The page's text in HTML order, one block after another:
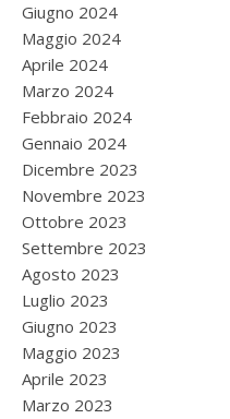
Giugno 2024
Maggio 2024
Aprile 2024
Marzo 2024
Febbraio 2024
Gennaio 2024
Dicembre 2023
Novembre 2023
Ottobre 2023
Settembre 2023
Agosto 2023
Luglio 2023
Giugno 2023
Maggio 2023
Aprile 2023
Marzo 2023